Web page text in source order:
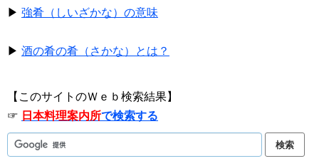
▶ 強肴（しいざかな）の意味
▶ 酒の肴の肴（さかな）とは？
【このサイトのＷｅｂ検索結果】
☞ 日本料理案内所で検索する